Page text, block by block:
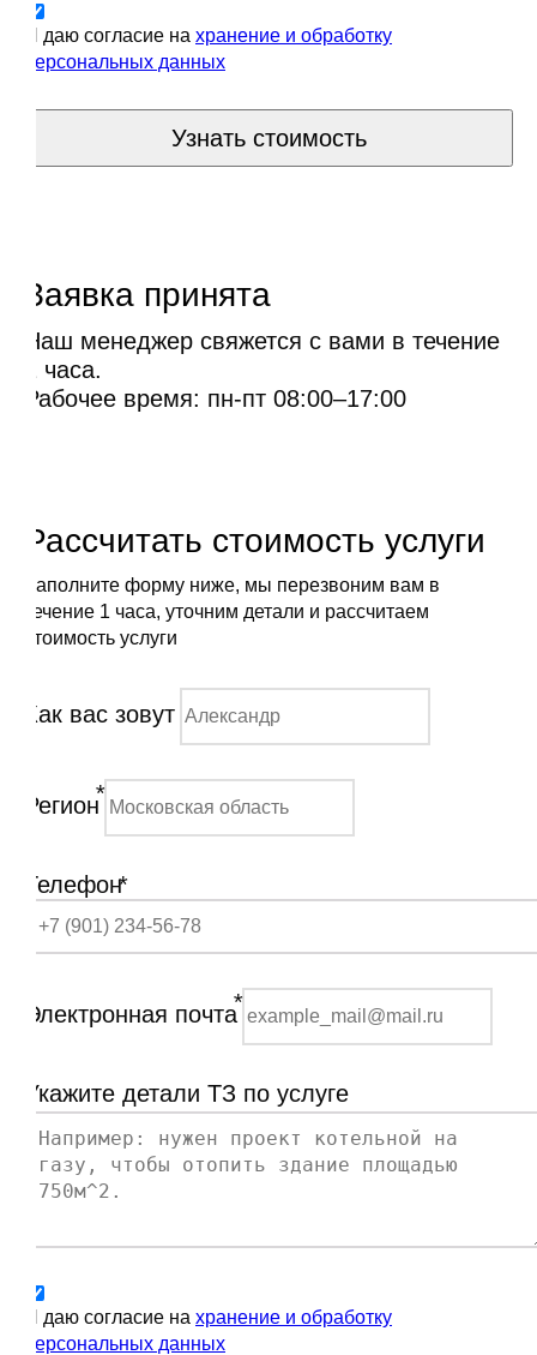
Я даю согласие на хранение и обработку
персональных данных
Узнать стоимость
Заявка принята
Наш менеджер свяжется с вами в течение
1 часа.
Рабочее время: пн-пт 08:00–17:00
Рассчитать стоимость услуги
Заполните форму ниже, мы перезвоним вам в
течение 1 часа, уточним детали и рассчитаем
стоимость услуги
Как вас зовут
Регион*
Телефон*
Электронная почта*
Укажите детали ТЗ по услуге
Я даю согласие на хранение и обработку
персональных данных